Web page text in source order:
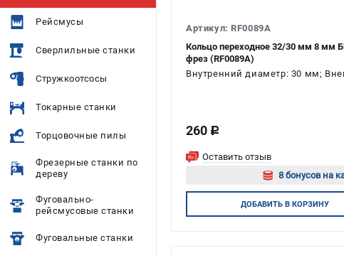
Рейсмусы
Сверлильные станки
Стружкоотсосы
Токарные станки
Торцовочные пилы
Фрезерные станки по
дереву
Фуговально-
рейсмусовые станки
Фуговальные станки
Артикул: RF0089A
Кольцо переходное 32/30 мм 8 мм
фрез (RF0089A)
Внутренний диаметр: 30 мм;
260 c
Оставить отзыв
8 бонусов на
Авторизуйтесь
ДОБАВИТЬВ КОРЗИНУ